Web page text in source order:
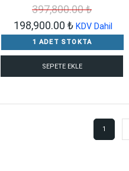
397,800.00₺
Orijinal
fiyat:
397,800.00 ₺.
198,900.00 ₺Şu
andaki
fiyat:
198,900.00 ₺.
KDV Dahil
1 ADET STOKTA
SEPETE EKLE
1